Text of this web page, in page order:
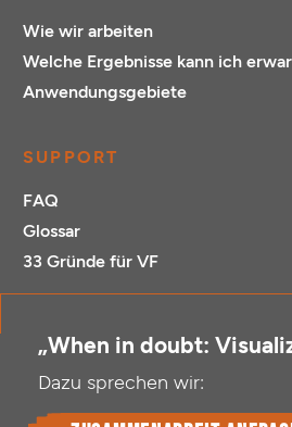
Wie wir arbeiten
Welche Ergebnisse kann ich
Anwendungsgebiete
SUPPORT
FAQ
Glossar
33 Gründe für VF
„When in doubt:
Dazu sprechen wir: